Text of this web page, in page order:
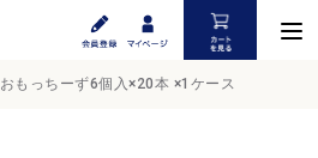
おもっちーず6個入×20本 ×1ケース